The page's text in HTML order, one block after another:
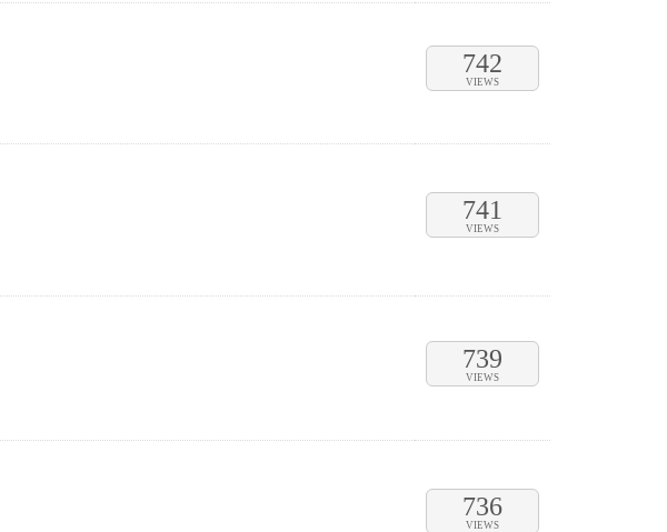
742
VIEWS
741
VIEWS
739
VIEWS
736
VIEWS